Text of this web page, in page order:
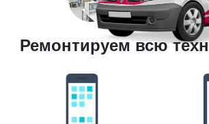
Ремонтируем всю